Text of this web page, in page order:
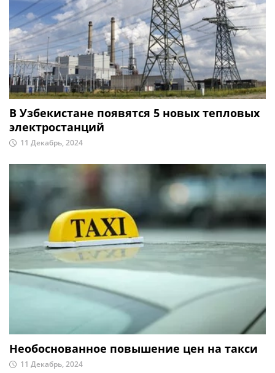
В Узбекистане появятся 5 новых тепловых
электростанций
11 Декабрь, 2024
Необоснованное повышение цен на такси
11 Декабрь, 2024